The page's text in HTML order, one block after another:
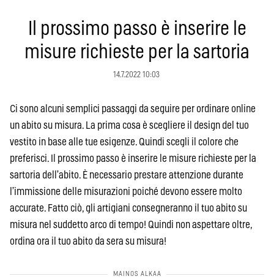
Il prossimo passo è inserire le
misure richieste per la sartoria
14.7.2022 10:03
Ci sono alcuni semplici passaggi da seguire per ordinare online
un abito su misura. La prima cosa è scegliere il design del tuo
vestito in base alle tue esigenze. Quindi scegli il colore che
preferisci. Il prossimo passo è inserire le misure richieste per la
sartoria dell’abito. È necessario prestare attenzione durante
l’immissione delle misurazioni poiché devono essere molto
accurate. Fatto ciò, gli artigiani consegneranno il tuo abito su
misura nel suddetto arco di tempo! Quindi non aspettare oltre,
ordina ora il tuo abito da sera su misura!